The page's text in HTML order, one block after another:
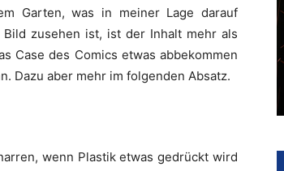
Garten, was in meiner Lage darauf
zusehen ist, ist der Inhalt mehr als
Case des Comics etwas abbekommen
Dazu aber mehr im folgenden Absatz.
wenn Plastik etwas gedrückt wird